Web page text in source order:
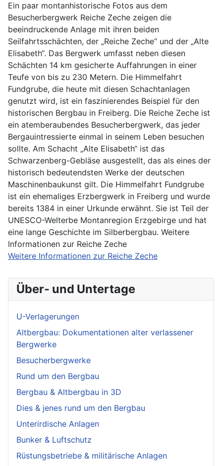
Ein paar montanhistorische Fotos aus dem
Besucherbergwerk Reiche Zeche zeigen die
beeindruckende Anlage mit ihren beiden
Seilfahrtsschächten, der „Reiche Zeche“ und der „Alte
Elisabeth“. Das Bergwerk umfasst neben diesen
Schächten 14 km gesicherte Auffahrungen in einer
Teufe von bis zu 230 Metern. Die Himmelfahrt
Fundgrube, die heute mit diesen Schachtanlagen
genutzt wird, ist ein faszinierendes Beispiel für den
historischen Bergbau in Freiberg. Die Reiche Zeche ist
ein atemberaubendes Besucherbergwerk, das jeder
Bergauintressierte einmal in seinem Leben besuchen
sollte. Am Schacht „Alte Elisabeth“ ist das
Schwarzenberg-Gebläse ausgestellt, das als eines der
historisch bedeutendsten Werke der deutschen
Maschinenbaukunst gilt. Die Himmelfahrt Fundgrube
ist ein ehemaliges Erzbergwerk in Freiberg und wurde
bereits 1384 in einer Urkunde erwähnt. Sie ist Teil der
UNESCO-Welterbe Montanregion Erzgebirge und hat
eine lange Geschichte im Silberbergbau. Weitere
Informationen zur Reiche Zeche
Weitere Informationen zur Reiche Zeche
Über- und Untertage
U-Verlagerungen
Altbergbau: Dokumentationen alter verlassener
Bergwerke
Besucherbergwerke
Rund um den Bergbau
Bergbau & Altbergbau in 3D
Dies & jenes rund um den Bergbau
Unterirdische Anlagen
Bunker & Luftschutz
Rüstungsbetriebe & militärische Anlagen